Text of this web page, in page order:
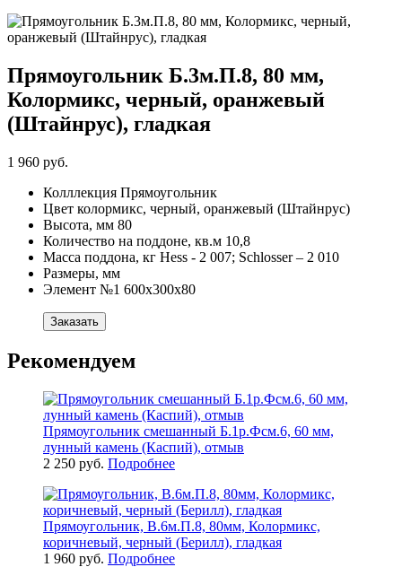
Прямоугольник Б.3м.П.8, 80 мм,
Колормикс, черный, оранжевый
(Штайнрус), гладкая
1 960 руб.
Колллекция Прямоугольник
Цвет колормикс, черный, оранжевый (Штайнрус)
Высота, мм 80
Количество на поддоне, кв.м 10,8
Масса поддона, кг Hess - 2 007; Schlosser – 2 010
Размеры, мм
Элемент №1 600х300х80
Заказать
Рекомендуем
Прямоугольник смешанный Б.1р.Фсм.6, 60 мм,
лунный камень (Каспий), отмыв
2 250 руб. Подробнее
Прямоугольник, В.6м.П.8, 80мм, Колормикс,
коричневый, черный (Берилл), гладкая
1 960 руб. Подробнее